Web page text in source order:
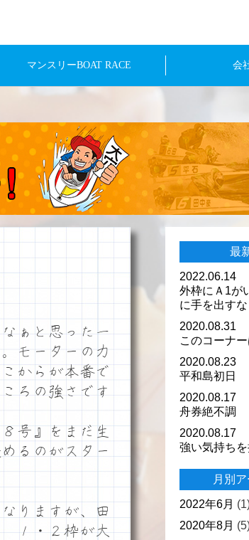
マンスリーBOAT RACE 会
ぁと思った一
モーターの力
からが本番で
ろの強さです
号』をまだ生
るのがスター
りますが、田
１・２枠が大
最
2022.06.14
外枠にＡ1が
に手を出すな
2020.08.31
このコーナ
2020.08.23
平和島初日
2020.08.17
舟券絶不調
2020.08.17
強い気持ち
月別
2022年6月
2020年8月